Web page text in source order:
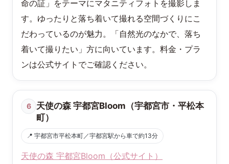
命の証」をテーマにマタニティフォトを撮影しま
す。ゆったりと落ち着いて撮れる空間づくりにこ
だわっているのが魅力。「自然光のなかで、落ち
着いて撮りたい」方に向いています。料金・プラ
ンは公式サイトでご確認ください。
6
天使の森 宇都宮Bloom（宇都宮市・平松本
町）
📍 宇都宮市平松本町／宇都宮駅から車で約13分
天使の森 宇都宮Bloom（公式サイト）